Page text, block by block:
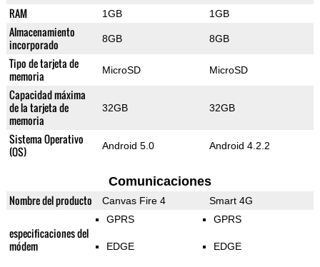
RAM 1GB 1GB
Almacenamiento
incorporado
8GB 8GB
Tipo de tarjeta de
memoria
MicroSD MicroSD
Capacidad máxima
de la tarjeta de
memoria
32GB 32GB
Sistema Operativo
(OS)
Android 5.0 Android 4.2.2
Comunicaciones
Nombre del producto Canvas Fire 4 Smart 4G
especificaciones del
módem
GPRS
EDGE
GPRS
EDGE